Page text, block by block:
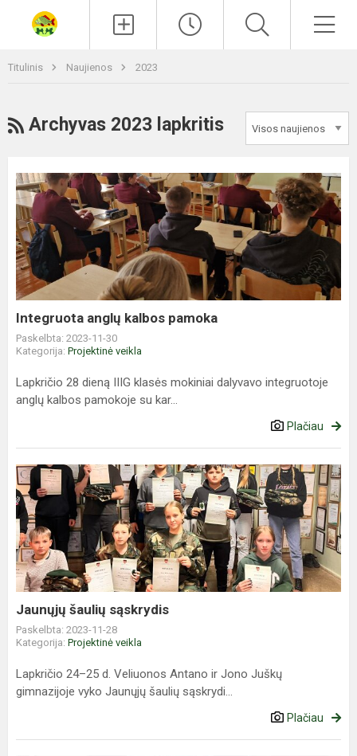
Titulinis Naujienos 2023
RSS
Archyvas 2023 lapkritis
Integruota
anglų
kalbos
pamoka
Integruota anglų kalbos pamoka
Paskelbta: 2023-11-30
Kategorija: Projektinė veikla
Lapkričio 28 dieną IIIG klasės mokiniai dalyvavo integruotoje
anglų kalbos pamokoje su kar...
Plačiau
Jaunųjų
šaulių
sąskrydis
Jaunųjų šaulių sąskrydis
Paskelbta: 2023-11-28
Kategorija: Projektinė veikla
Lapkričio 24–25 d. Veliuonos Antano ir Jono Juškų
gimnazijoje vyko Jaunųjų šaulių sąskrydi...
Plačiau